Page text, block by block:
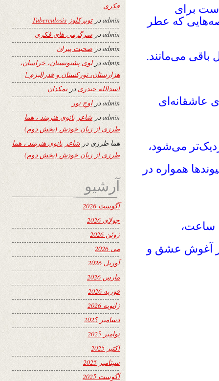
برای
که عطر
باقی می‌مانند.
عاشقانه‌ای
می‌شود،
همواره در
ساعت،
آغوش عشق و
فکری
adminدرتوبرکلوز Tuberculosis
adminدر سرگرمی های فکری
adminدر صحبت پیران
adminدرلوی پشتونستان، خراسان،
هزارستان، تورکستان و فدرالیزم !
اسدالله حیدری درنمکدان
adminدراوجِ نور
adminدر شاعر بانوی هنرمند ، هما
طرزی از زبان خودش (بخش دوم)
هما طرزی در شاعر بانوی هنرمند ، هما
طرزی از زبان خودش (بخش دوم)
آرشیو
آگوست 2026
جولای 2026
ژوئن 2026
می 2026
آوریل 2026
مارس 2026
فوریه 2026
ژانویه 2026
دسامبر 2025
نوامبر 2025
اکتبر 2025
سپتامبر 2025
آگوست 2025